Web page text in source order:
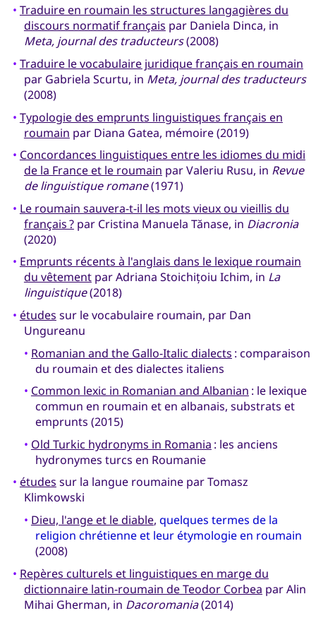
• Traduire en roumain les structures langagières du
discours normatif français par Daniela Dinca, in
Meta, journal des traducteurs(2008)
• Traduire le vocabulaire juridique français en roumain
par Gabriela Scurtu, in Meta, journal des traducteurs
(2008)
• Typologie des emprunts linguistiques français en
roumain par Diana Gatea, mémoire (2019)
• Concordances linguistiques entre les idiomes du midi
de la France et le roumain par Valeriu Rusu, in Revue
de linguistique romane(1971)
• Le roumain sauvera-t-il les mots vieux ou vieillis du
français ?par Cristina Manuela Tănase, in Diacronia
(2020)
• Emprunts récents à l'anglais dans le lexique roumain
du vêtementpar Adriana Stoichițoiu Ichim, in La
linguistique(2018)
• études sur le vocabulaire roumain, par Dan
Ungureanu
• Romanian and the Gallo-Italic dialects : comparaison
du roumain et des dialectes italiens
• Common lexic in Romanian and Albanian : le lexique
commun en roumain et en albanais, substrats et
emprunts (2015)
• Old Turkic hydronyms in Romania : les anciens
hydronymes turcs en Roumanie
• études sur la langue roumaine par Tomasz
Klimkowski
• Dieu, l'ange et le diable, quelques termes de la
religion chrétienne et leur étymologie en roumain
(2008)
• Repères culturels et linguistiques en marge du
dictionnaire latin-roumain de Teodor Corbea par Alin
Mihai Gherman, in Dacoromania(2014)